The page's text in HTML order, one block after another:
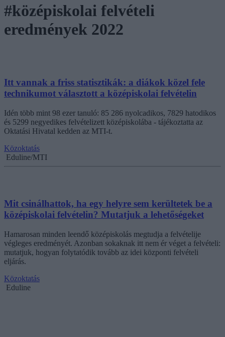
#középiskolai felvételi
eredmények 2022
Itt vannak a friss statisztikák: a diákok közel fele
technikumot választott a középiskolai felvételin
Idén több mint 98 ezer tanuló: 85 286 nyolcadikos, 7829 hatodikos
és 5299 negyedikes felvételizett középiskolába - tájékoztatta az
Oktatási Hivatal kedden az MTI-t.
Közoktatás
Eduline/MTI
Mit csinálhattok, ha egy helyre sem kerültetek be a
középiskolai felvételin? Mutatjuk a lehetőségeket
Hamarosan minden leendő középiskolás megtudja a felvételije
végleges eredményét. Azonban sokaknak itt nem ér véget a felvételi:
mutatjuk, hogyan folytatódik tovább az idei központi felvételi
eljárás.
Közoktatás
Eduline